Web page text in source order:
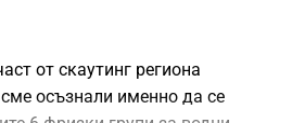
от скаутинг региона
осъзнали именно да се